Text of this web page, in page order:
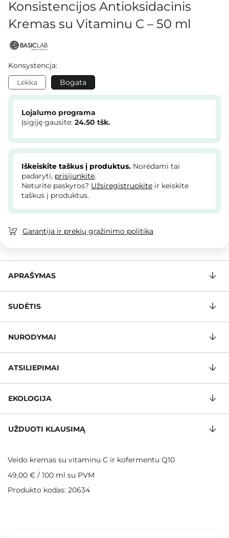
Konsistencijos Antioksidacinis
Kremas su Vitaminu C – 50 ml
Konsystencja:
Lekka
Bogata
Lojalumo programa
Įsigiję gausite: 24.50 tšk.
Iškeiskite taškus į produktus. Norėdami tai
padaryti, prisijunkite.
Neturite paskyros? Užsiregistruokite ir keiskite
taškus į produktus.
Garantija ir prekių grąžinimo politika
APRAŠYMAS
SUDĖTIS
NURODYMAI
ATSILIEPIMAI
EKOLOGIJA
UŽDUOTI KLAUSIMĄ
Veido kremas su vitaminu C ir kofermentu Q10
49,00 € / 100 ml su PVM
Produkto kodas: 20634